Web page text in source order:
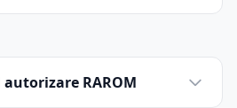
RAROM